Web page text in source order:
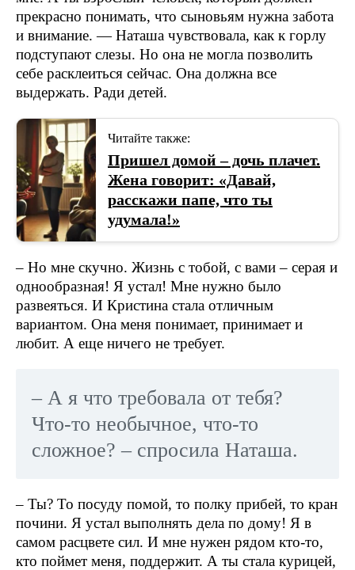
прекрасно понимать, что сыновьям нужна забота
и внимание. — Наташа чувствовала, как к горлу
подступают слезы. Но она не могла позволить
себе расклеиться сейчас. Она должна все
выдержать. Ради детей.
Читайте также:
Пришел домой – дочь плачет.
Жена говорит: «Давай,
расскажи папе, что ты
удумала!»
– Но мне скучно. Жизнь с тобой, с вами – серая и
однообразная! Я устал! Мне нужно было
развеяться. И Кристина стала отличным
вариантом. Она меня понимает, принимает и
любит. А еще ничего не требует.
– А я что требовала от тебя?
Что-то необычное, что-то
сложное? – спросила Наташа.
– Ты? То посуду помой, то полку прибей, то кран
почини. Я устал выполнять дела по дому! Я в
самом расцвете сил. И мне нужен рядом кто-то,
кто поймет меня, поддержит. А ты стала курицей,